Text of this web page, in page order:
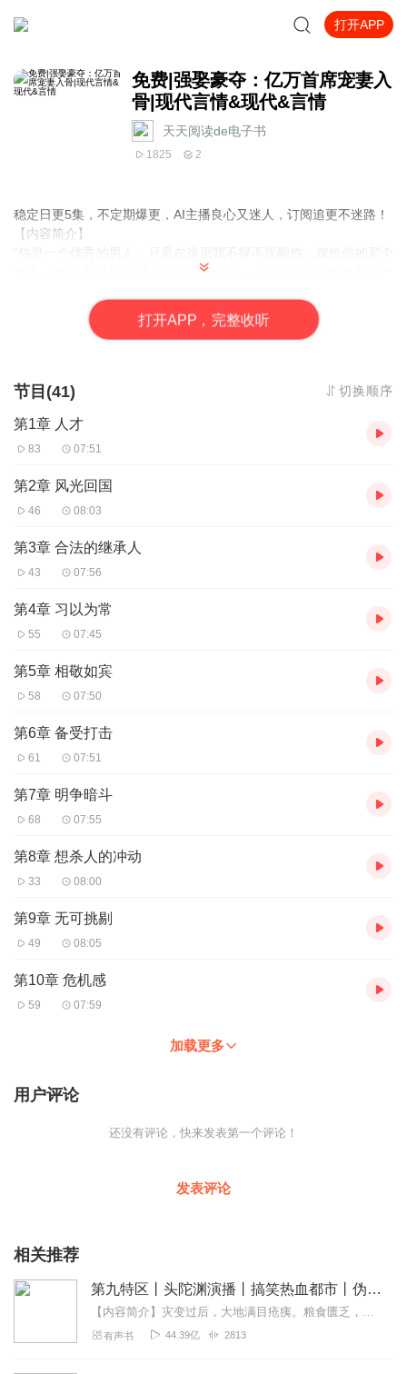
打开APP
免费|强娶豪夺：亿万首席宠妻入
骨|现代言情&现代&言情
天天阅读de电子书
1825 2
稳定日更5集，不定期爆更，AI主播良心又迷人，订阅追更不迷路！
【内容简介】
女人，绝对不是这个世上最幸福的女人，因为与你这样的人在一
上的那抹肆意的浅笑，一点一点的，消失尽殆。很多年前，也曾有
个女人，对他说过相同的话。即使很多年过去了，那个带有指控的
作者：夏至花开
打开APP，完整收听
节目(41) 切换顺序
第1章 人才
83 07:51
第2章 风光回国
46 08:03
第3章 合法的继承人
43 07:56
第4章 习以为常
55 07:45
第5章 相敬如宾
58 07:50
第6章 备受打击
61 07:51
第7章 明争暗斗
68 07:55
第8章 想杀人的冲动
33 08:00
第9章 无可挑剔
49 08:05
第10章 危机感
59 07:59
加载更多
用户评论
还没有评论，快来发表第一个评论！
发表评论
相关推荐
第九特区丨头陀渊演播丨搞笑热血都市丨伪戒丨VIP免费多人有声剧
【内容简介】灾变过后，大地满目疮痍。粮食匮乏，资源紧俏，局势混乱……一位从待规划区杀出来的青年，背对着漫天黄沙，孤身来到九区谋生，却不曾想偶然结识三五好友，一念...
有声书 44.39亿 2813